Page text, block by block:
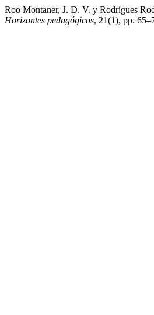
Roo Montaner, J. D. V. y Rodrigues
Horizontes pedagógicos, 21(1), pp.